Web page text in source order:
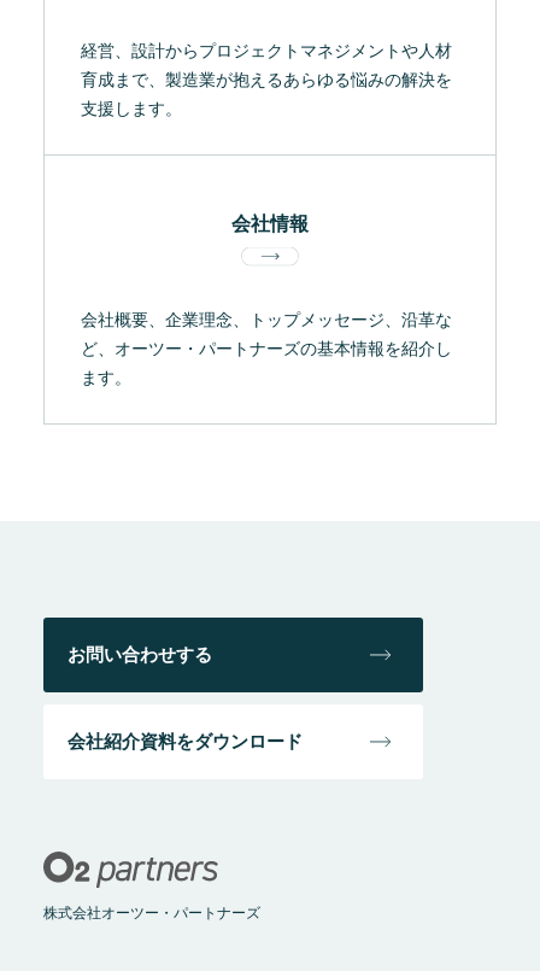
経営、設計からプロジェクトマネジメントや人材
育成まで、製造業が抱えるあらゆる悩みの解決を
支援します。
会社情報
会社概要、企業理念、トップメッセージ、沿革な
ど、オーツー・パートナーズの基本情報を紹介し
ます。
お問い合わせする
会社紹介資料をダウンロード
株式会社オーツー・パートナーズ